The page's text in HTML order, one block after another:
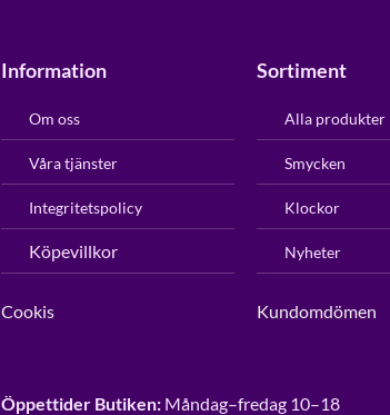
Information
Om oss
Våra tjänster
Integritetspolicy
Köpevillkor
Cookis
Sortiment
Alla produkter
Smycken
Klockor
Nyheter
Kundomdömen
Öppettider Butiken: Måndag–fredag 10–18